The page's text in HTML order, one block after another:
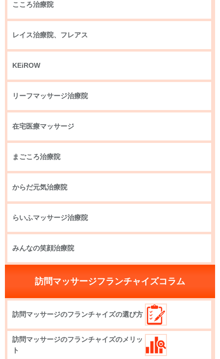
こころ治療院
レイス治療院、フレアス
KEiROW
リーフマッサージ治療院
在宅医療マッサージ
まごころ治療院
からだ元気治療院
らいふマッサージ治療院
みんなの笑顔治療院
訪問マッサージフランチャイズコラム
訪問マッサージのフランチャイズの選び方
訪問マッサージのフランチャイズのメリッ
ト